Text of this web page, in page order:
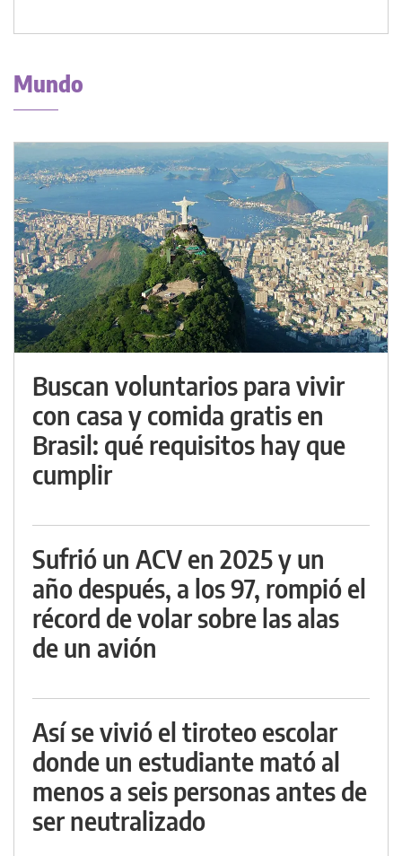
Mundo
Buscan voluntarios para vivir
con casa y comida gratis en
Brasil: qué requisitos hay que
cumplir
Sufrió un ACV en 2025 y un
año después, a los 97, rompió el
récord de volar sobre las alas
de un avión
Así se vivió el tiroteo escolar
donde un estudiante mató al
menos a seis personas antes de
ser neutralizado